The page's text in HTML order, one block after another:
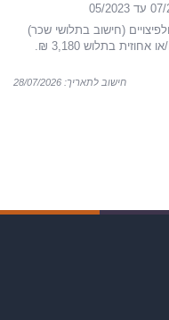
(חישוב בתלושי שכר)
-945 ₪. הפרשי תשלום תוספת שקלית ו/או אחוזית בתלוש 3,180 ₪.
חישוב לתאריך: 28/07/2026